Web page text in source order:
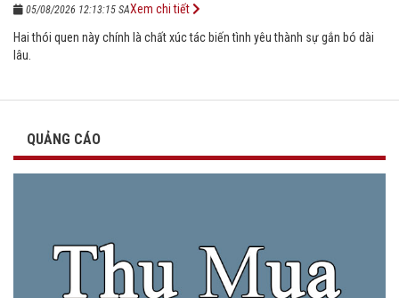
05/08/2026 12:13:15 SA
Hai thói quen này chính là chất xúc tác biến tình yêu thành sự gắn bó dài
lâu.
Xem chi tiết
QUẢNG CÁO